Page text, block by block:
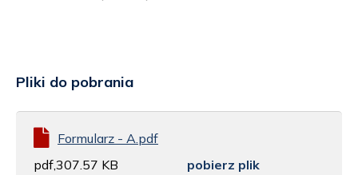
Pliki do pobrania
Formularz - A.pdf
pdf,307.57 KB
pobierz plik